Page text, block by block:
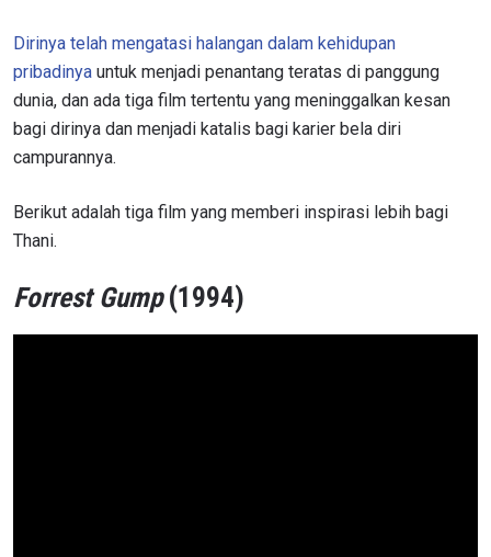
Dirinya telah mengatasi halangan dalam kehidupan
pribadinya untuk menjadi penantang teratas di panggung
dunia, dan ada tiga film tertentu yang meninggalkan kesan
bagi dirinya dan menjadi katalis bagi karier bela diri
campurannya.
Berikut adalah tiga film yang memberi inspirasi lebih bagi
Thani.
Forrest Gump(1994)